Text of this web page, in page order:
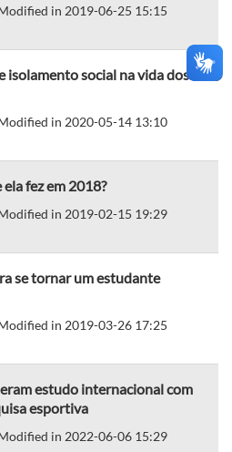
in 2019-06-25 15:15
isolamento social na vida dos
in 2020-05-14 13:10
fez em 2018?
in 2019-02-15 19:29
se tornar um estudante
in 2019-03-26 17:25
estudo internacional com
esportiva
in 2022-06-06 15:29